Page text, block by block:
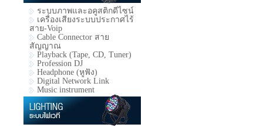
ระบบภาพและอคูสติกดีไซน์
เครื่องเสียงระบบประกาศไร้
สาย-Voip
Cable Connector สาย
สัญญาณ
Playback (Tape, CD, Tuner)
Profession DJ
Headphone (หูฟัง)
Digital Network Link
Music instrument